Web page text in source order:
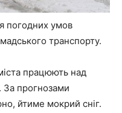
погодних умов
транспорту.
працюють над
За прогнозами
йтиме мокрий сніг.